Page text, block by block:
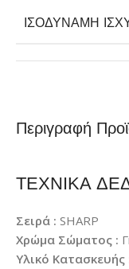
Περιγραφή
ΤΕΧΝΙΚΑ
Σειρά : SHARP
Χρώμα Σώματος :
Υλικό Κατασκευής
ΙΣΟΔΎΝΑΜΗ